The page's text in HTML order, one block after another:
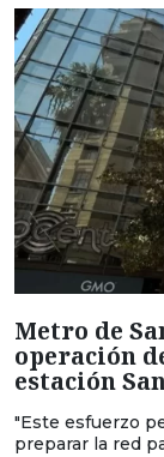
Metro de
operación
estación
"Este esfuerzo
preparar la red